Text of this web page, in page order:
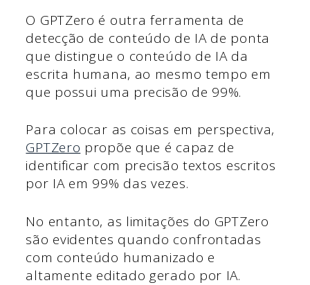
O GPTZero é outra ferramenta de
detecção de conteúdo de IA de ponta
que distingue o conteúdo de IA da
escrita humana, ao mesmo tempo em
que possui uma precisão de 99%.
Para colocar as coisas em perspectiva,
GPTZero propõe que é capaz de
identificar com precisão textos escritos
por IA em 99% das vezes.
No entanto, as limitações do GPTZero
são evidentes quando confrontadas
com conteúdo humanizado e
altamente editado gerado por IA.